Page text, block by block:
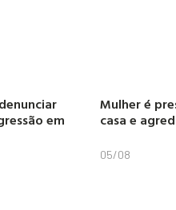
em
Mulher é
casa e
05/08